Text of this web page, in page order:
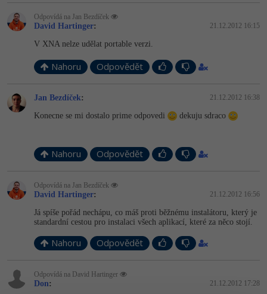
Databázový analytik
Copywriter
WordPress specialista
SEO specialista
Návrh SW -80%
Algoritmy -41%
Umělá inteligence (AI) -10%
Fórum
Kurzy e-commerce
Testování softwaru
Datová analýza
Digitální gramotnost
Kurzy designu
HTML/CSS -80%
Photoshop -80%
Blog
Odpovídá na Jan Bezdíček
David Hartinger: 21.12.2012 16:15
V XNA nelze udělat portable verzi.
Nahoru Odpovědět
Jan Bezdíček: 21.12.2012 16:38
Konecne se mi dostalo prime odpovedi dekuju sdraco
Nahoru Odpovědět
Odpovídá na Jan Bezdíček
David Hartinger: 21.12.2012 16:56
Já spíše pořád nechápu, co máš proti běžnému instalátoru, který je
standardní cestou pro instalaci všech aplikací, které za něco stojí.
Nahoru Odpovědět
Odpovídá na David Hartinger
Don: 21.12.2012 17:28